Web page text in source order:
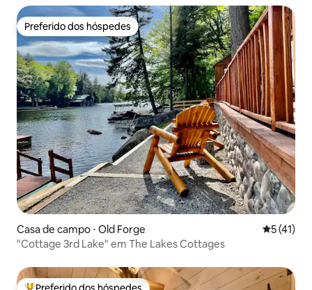
Preferido dos hóspedes
Preferido dos hóspedes
Casa de campo ⋅ Old Forge 5 de uma
5 (41)
"Cottage 3rd Lake" em The Lakes Cottages